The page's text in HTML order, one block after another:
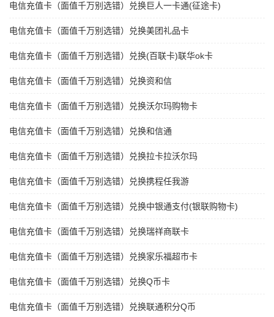
电信充值卡（面值千万别选错）兑换巨人一卡通(征途卡)
电信充值卡（面值千万别选错）兑换美团礼品卡
电信充值卡（面值千万别选错）兑换(百联卡)联华ok卡
电信充值卡（面值千万别选错）兑换资和信
电信充值卡（面值千万别选错）兑换沃尔玛购物卡
电信充值卡（面值千万别选错）兑换和信通
电信充值卡（面值千万别选错）兑换拉卡拉沃尔玛
电信充值卡（面值千万别选错）兑换携程任我游
电信充值卡（面值千万别选错）兑换中银通支付(银联购物卡)
电信充值卡（面值千万别选错）兑换瑞祥商联卡
电信充值卡（面值千万别选错）兑换家乐福超市卡
电信充值卡（面值千万别选错）兑换Q币卡
电信充值卡（面值千万别选错）兑换联通积分Q币